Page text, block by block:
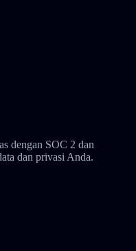
dengan SOC 2 dan
dan privasi Anda.